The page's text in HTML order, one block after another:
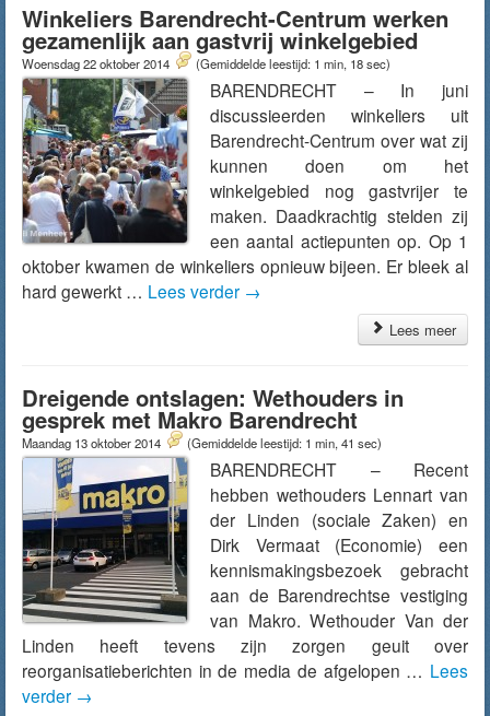
Winkeliers Barendrecht-Centrum werken
gezamenlijk aan gastvrij winkelgebied
Woensdag 22 oktober 2014 (Gemiddelde leestijd: 1 min, 18 sec)
BARENDRECHT – In juni
discussieerden winkeliers uit
Barendrecht-Centrum over wat zij
kunnen doen om het
winkelgebied nog gastvrijer te
maken. Daadkrachtig stelden zij
een aantal actiepunten op. Op 1
oktober kwamen de winkeliers opnieuw bijeen. Er bleek al
hard gewerkt … Lees verder →
Lees meer
Dreigende ontslagen: Wethouders in
gesprek met Makro Barendrecht
Maandag 13 oktober 2014 (Gemiddelde leestijd: 1 min, 41 sec)
BARENDRECHT – Recent
hebben wethouders Lennart van
der Linden (sociale Zaken) en
Dirk Vermaat (Economie) een
kennismakingsbezoek gebracht
aan de Barendrechtse vestiging
van Makro. Wethouder Van der
Linden heeft tevens zijn zorgen geuit over
reorganisatieberichten in de media de afgelopen … Lees
verder →